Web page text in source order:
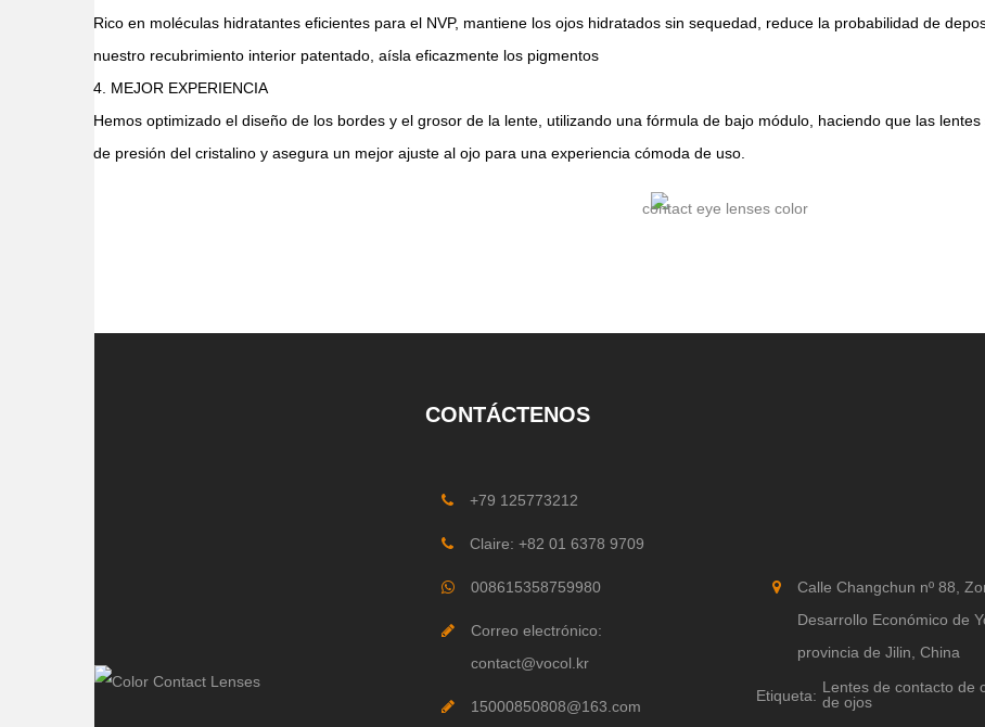
Rico en moléculas hidratantes eficientes para el NVP, mantiene los ojos hidratados sin sequedad, reduce la probabilidad de
nuestro recubrimiento interior patentado, aísla eficazmente los pigmentos
4. MEJOR EXPERIENCIA
Hemos optimizado el diseño de los bordes y el grosor de la lente, utilizando una fórmula de bajo módulo, haciendo que las
de presión del cristalino y asegura un mejor ajuste al ojo para una experiencia cómoda de uso.
CONTÁCTENOS
+79 125773212
Claire: +82 01 6378 9709
008615358759980
Correo electrónico:
contact@vocol.kr
15000850808@163.com
Calle Changchun nº 88,
Desarrollo Económico de
provincia de Jilin, China
Etiqueta: Lentes de contacto de
de ojos